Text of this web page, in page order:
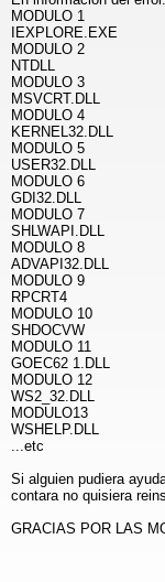
MODULO 1
IEXPLORE.EXE
MODULO 2
NTDLL
MODULO 3
MSVCRT.DLL
MODULO 4
KERNEL32.DLL
MODULO 5
USER32.DLL
MODULO 6
GDI32.DLL
MODULO 7
SHLWAPI.DLL
MODULO 8
ADVAPI32.DLL
MODULO 9
RPCRT4
MODULO 10
SHDOCVW
MODULO 11
GOEC62 1.DLL
MODULO 12
WS2_32.DLL
MODULO13
WSHELP.DLL
...etc
Si alguien pudiera
contara no quisiera
GRACIAS POR LAS